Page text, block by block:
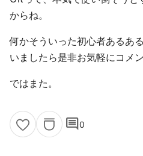
からね。
何かそういった初心者あるあ
いましたら是非お気軽にコメ
ではまた。
comment0